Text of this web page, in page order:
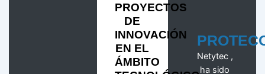
PROYECTOS
DE
INNOVACIÓN
EN EL
ÁMBITO
Netytec ,
ha sido